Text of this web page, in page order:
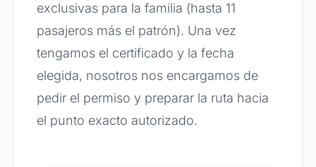
exclusivas para la familia (hasta 11
pasajeros más el patrón). Una vez
tengamos el certificado y la fecha
elegida, nosotros nos encargamos de
pedir el permiso y preparar la ruta hacia
el punto exacto autorizado.